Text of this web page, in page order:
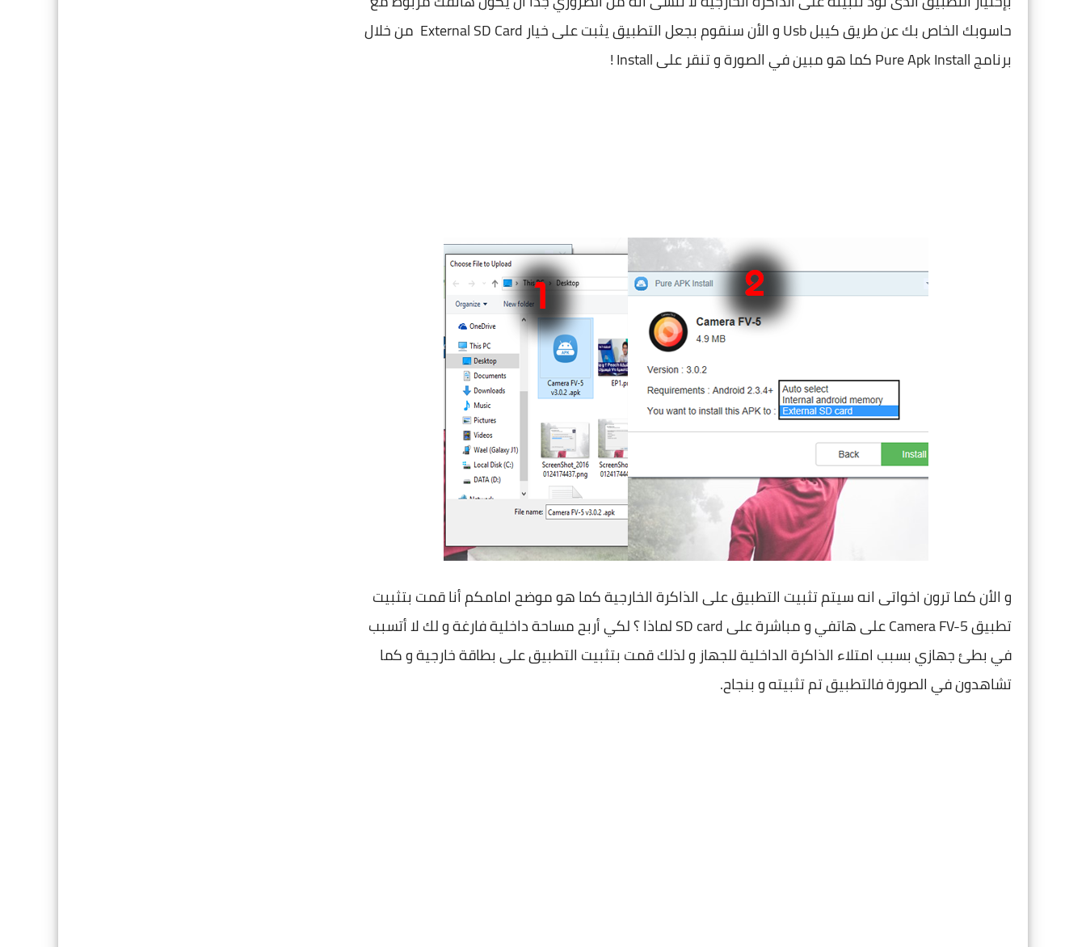
حاسوبك الخاص بك عن طريق كيبل Usb و الأن سنقوم بجعل التطبيق يثبت على خيار External SD Card من خلال
برنامج Pure Apk Install كما هو مبين في الصورة و تنقر على Install !
و الأن كما ترون اخواتى انه سيتم تثبيت التطبيق على الذاكرة الخارجية كما هو موضح امامكم أنا قمت بتثبيت
تطبيق Camera FV-5 على هاتفي و مباشرة على SD card لماذا ؟ لكي أربح مساحة داخلية فارغة و لك لا أتسبب
في بطئ جهازي بسبب امتلاء الذاكرة الداخلية للجهاز و لذلك قمت بتثبيت التطبيق على بطاقة خارجية و كما
تشاهدون في الصورة فالتطبيق تم تثبيته و بنجاح.